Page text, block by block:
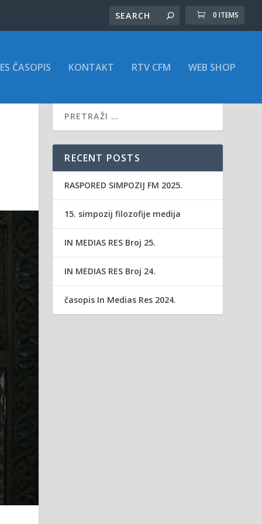
0 ITEMS
ČASOPIS KONTAKT RTV CFM WEB SHOP
RECENT POSTS
RASPORED SIMPOZIJ FM 2025.
15. simpozij filozofije medija
IN MEDIAS RES Broj 25.
IN MEDIAS RES Broj 24.
časopis In Medias Res 2024.